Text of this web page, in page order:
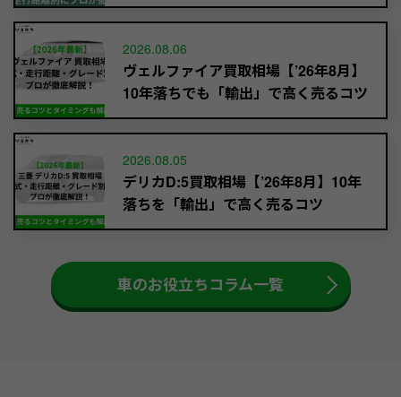
2026.08.06
ヴェルファイア買取相場【’26年8月】
10年落ちでも「輸出」で高く売るコツ
2026.08.05
デリカD:5買取相場【’26年8月】10年
落ちを「輸出」で高く売るコツ
車のお役立ちコラム一覧